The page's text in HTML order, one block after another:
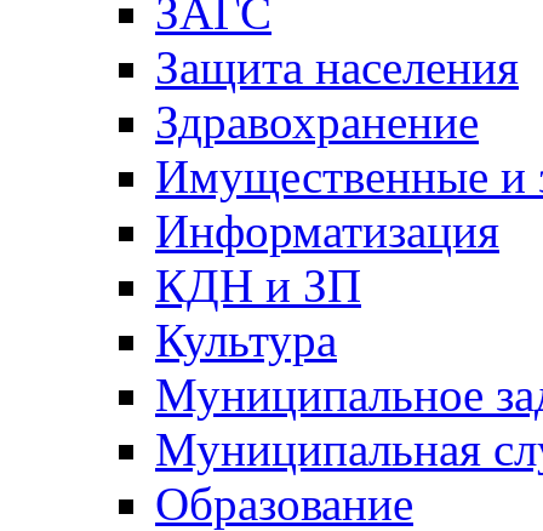
ЗАГС
Защита населения
Здравохранение
Имущественные и
Информатизация
КДН и ЗП
Культура
Муниципальное
Муниципальная
Образование